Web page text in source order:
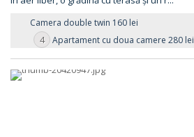
Camera double twin 160 lei
4 Apartament cu doua camere 280 lei